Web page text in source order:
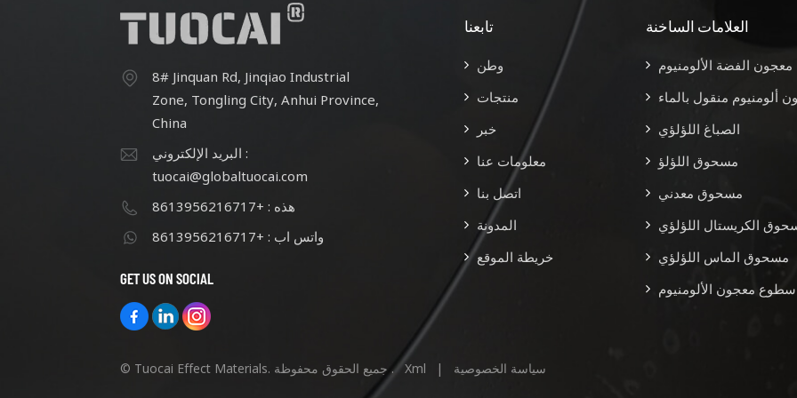
8# Jinquan Rd, Jinqiao Industrial
Zone, Tongling City, Anhui Province,
China
البريد الإلكتروني :
tuocai@globaltuocai.com
هذه : +8613956216717
واتس اب : +8613956216717
GET US ON SOCIAL
تابعنا
وطن
منتجات
خبر
معلومات عنا
اتصل بنا
المدونة
خريطة الموقع
العلامات الساخنة
معجون الفضة الألومنيوم
ألومنيوم منقول بالماء
الصباغ اللؤلؤي
مسحوق اللؤلؤ
مسحوق معدني
الكريستال اللؤلؤي
مسحوق الماس اللؤلؤي
سطوع معجون الألومنيوم
© Tuocai Effect Materials. جميع الحقوق محفوظة . Xml | سياسة الخصوصية